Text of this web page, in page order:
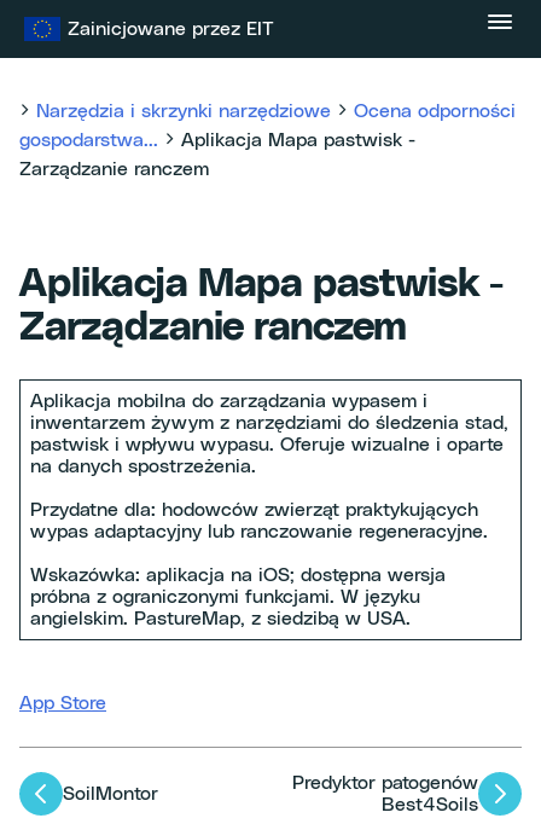
Zainicjowane przez EIT
Narzędzia i skrzynki narzędziowe
Ocena odporności
gospodarstwa...
Aplikacja Mapa pastwisk -
Zarządzanie ranczem
Aplikacja Mapa pastwisk -
Zarządzanie ranczem
Aplikacja mobilna do zarządzania wypasem i
inwentarzem żywym z narzędziami do śledzenia stad,
pastwisk i wpływu wypasu. Oferuje wizualne i oparte
na danych spostrzeżenia.
Przydatne dla: hodowców zwierząt praktykujących
wypas adaptacyjny lub ranczowanie regeneracyjne.
Wskazówka: aplikacja na iOS; dostępna wersja
próbna z ograniczonymi funkcjami. W języku
angielskim. PastureMap, z siedzibą w USA.
App Store
Nawigacja
SoilMontor
Predyktor patogenów
Best4Soils